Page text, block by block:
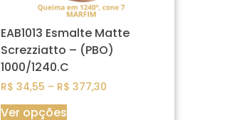
EAB1013 Esmalte Matte
Screzziatto – (PBO)
1000/1240.C
R$ 34,55 – R$ 377,30
Ver opções